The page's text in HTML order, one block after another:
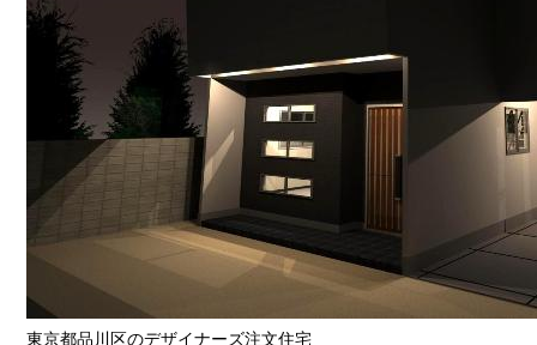
東京都品川区のデザイナーズ注文住宅